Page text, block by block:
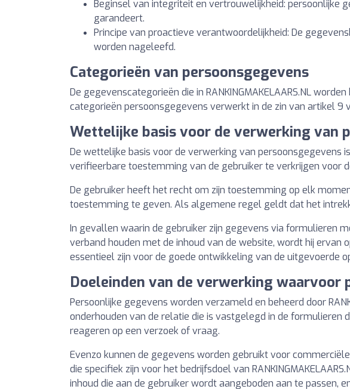
Beginsel van integriteit en vertrouwelijkheid: persoonlijke
garandeert.
Principe van proactieve verantwoordelijkheid: De
worden nageleefd.
Categorieën van persoonsgegevens
De gegevenscategorieën die in RANKINGMAKELAARS.NL
categorieën persoonsgegevens verwerkt in de zin van artikel 9
Wettelijke basis voor de verwerking van
De wettelijke basis voor de verwerking van persoonsgegevens
verifieerbare toestemming van de gebruiker te verkrijgen voor
De gebruiker heeft het recht om zijn toestemming op elk
toestemming te geven. Als algemene regel geldt dat het
In gevallen waarin de gebruiker zijn gegevens via formulieren
verband houden met de inhoud van de website, wordt hij
essentieel zijn voor de goede ontwikkeling van de uitgevoerde
Doeleinden van de verwerking waarvoor
Persoonlijke gegevens worden verzameld en beheerd door
onderhouden van de relatie die is vastgelegd in de
reageren op een verzoek of vraag.
Evenzo kunnen de gegevens worden gebruikt voor
die specifiek zijn voor het bedrijfsdoel van
inhoud die aan de gebruiker wordt aangeboden aan te passen,